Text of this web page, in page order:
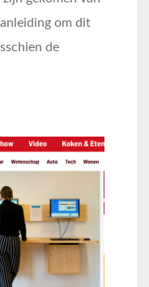
om dit
de